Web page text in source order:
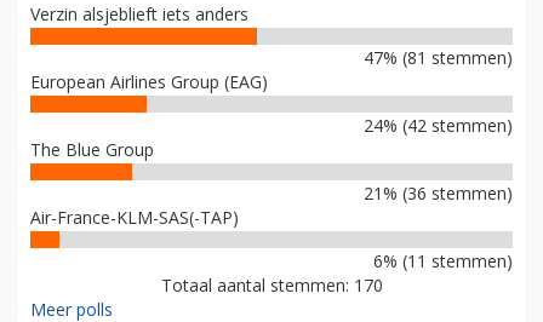
Verzin alsjeblieft iets anders
47% (81 stemmen)
European Airlines Group (EAG)
24% (42 stemmen)
The Blue Group
21% (36 stemmen)
Air-France-KLM-SAS(-TAP)
6% (11 stemmen)
Totaal aantal stemmen: 170
Meer polls